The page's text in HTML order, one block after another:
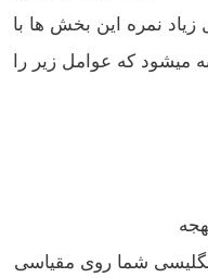
نمره این بخش ‌ها با
میشود که عوامل زیر را
شما روی مقیاسی